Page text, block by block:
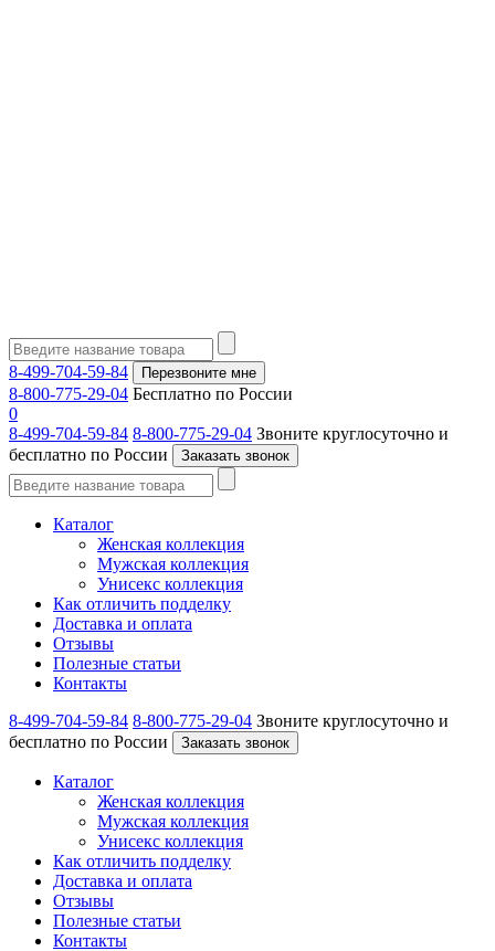
8-499-704-59-84 Перезвоните мне
8-800-775-29-04 Бесплатно по России
0
8-499-704-59-84 8-800-775-29-04 Звоните круглосуточно и
бесплатно по России
Заказать звонок
Каталог
Женская коллекция
Мужская коллекция
Унисекс коллекция
Как отличить подделку
Доставка и оплата
Отзывы
Полезные статьи
Контакты
8-499-704-59-84 8-800-775-29-04 Звоните круглосуточно и
бесплатно по России
Заказать звонок
Каталог
Женская коллекция
Мужская коллекция
Унисекс коллекция
Как отличить подделку
Доставка и оплата
Отзывы
Полезные статьи
Контакты